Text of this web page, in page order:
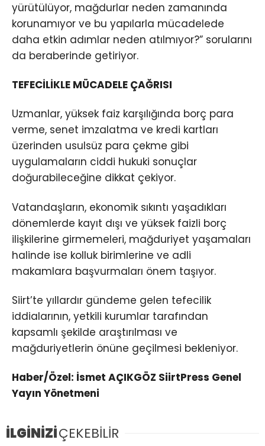
yürütülüyor, mağdurlar neden zamanında
korunamıyor ve bu yapılarla mücadelede
daha etkin adımlar neden atılmıyor?” sorularını
da beraberinde getiriyor.
TEFECİLİKLE MÜCADELE ÇAĞRISI
Uzmanlar, yüksek faiz karşılığında borç para
verme, senet imzalatma ve kredi kartları
üzerinden usulsüz para çekme gibi
uygulamaların ciddi hukuki sonuçlar
doğurabileceğine dikkat çekiyor.
Vatandaşların, ekonomik sıkıntı yaşadıkları
dönemlerde kayıt dışı ve yüksek faizli borç
ilişkilerine girmemeleri, mağduriyet yaşamaları
halinde ise kolluk birimlerine ve adli
makamlara başvurmaları önem taşıyor.
Siirt’te yıllardır gündeme gelen tefecilik
iddialarının, yetkili kurumlar tarafından
kapsamlı şekilde araştırılması ve
mağduriyetlerin önüne geçilmesi bekleniyor.
Haber/Özel: İsmet AÇIKGÖZ SiirtPress Genel
Yayın Yönetmeni
İLGİNİZİÇEKEBİLİR